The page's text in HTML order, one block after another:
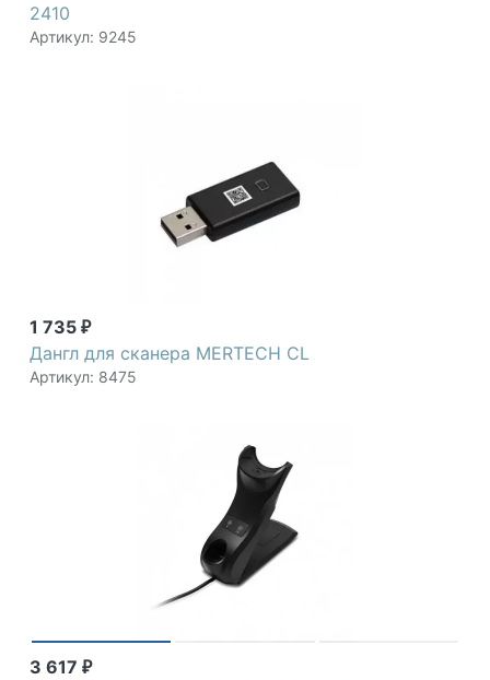
2410
Артикул: 9245
1 735 ₽
Дангл для сканера MERTECH CL
Артикул: 8475
3 617 ₽